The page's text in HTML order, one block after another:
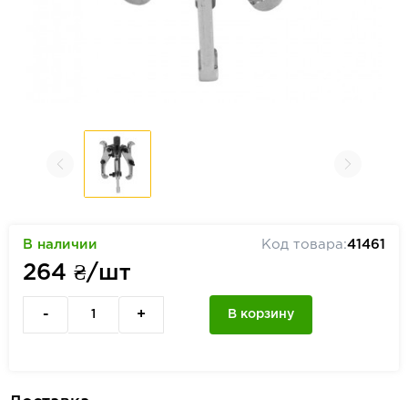
В наличии
264 ₴/шт
Код товара:41461
- + В корзину